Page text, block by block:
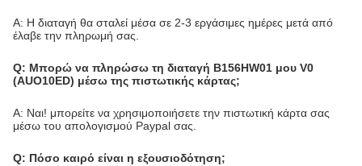
Α: Η διαταγή θα σταλεί μέσα σε 2-3 εργάσιμες ημέρες μετά από
έλαβε την πληρωμή σας.
Q: Μπορώ να πληρώσω τη διαταγή B156HW01 μου V0
(AUO10ED) μέσω της πιστωτικής κάρτας;
Α: Ναι! μπορείτε να χρησιμοποιήσετε την πιστωτική κάρτα σας
μέσω του απολογισμού Paypal σας.
Q: Πόσο καιρό είναι η εξουσιοδότηση;